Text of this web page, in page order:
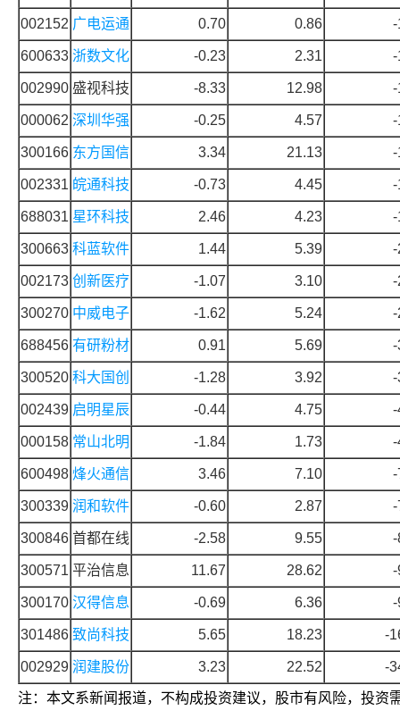
002152 广电运通 0.70 0.86 -
600633 浙数文化 -0.23 2.31 -
002990 盛视科技 -8.33 12.98 -
000062 深圳华强 -0.25 4.57 -
300166 东方国信 3.34 21.13 -
002331 皖通科技 -0.73 4.45 -
688031 星环科技 2.46 4.23 -
300663 科蓝软件 1.44 5.39 -
002173 创新医疗 -1.07 3.10 -
300270 中威电子 -1.62 5.24 -
688456 有研粉材 0.91 5.69 -
300520 科大国创 -1.28 3.92 -
002439 启明星辰 -0.44 4.75 -
000158 常山北明 -1.84 1.73 -
600498 烽火通信 3.46 7.10 -
300339 润和软件 -0.60 2.87 -
300846 首都在线 -2.58 9.55 -
300571 平治信息 11.67 28.62 -
300170 汉得信息 -0.69 6.36 -
301486 致尚科技 5.65 18.23 -
002929 润建股份 3.23 22.52 -
注：本文系新闻报道，不构成投资建议，股市有风险，投资